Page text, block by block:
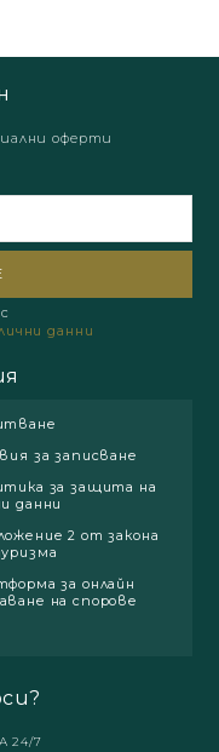
оферти
данни
за записване
за защита на
данни
2 от закона
за онлайн
на спорове
24/7